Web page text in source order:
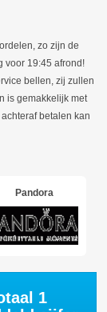
zo zijn de
voor 19:45 afrond!
bellen, zij zullen
is gemakkelijk met
betalen kan
Pandora
1